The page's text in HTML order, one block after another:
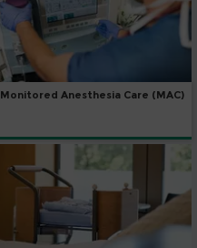
Monitored Anesthesia Care (MAC)